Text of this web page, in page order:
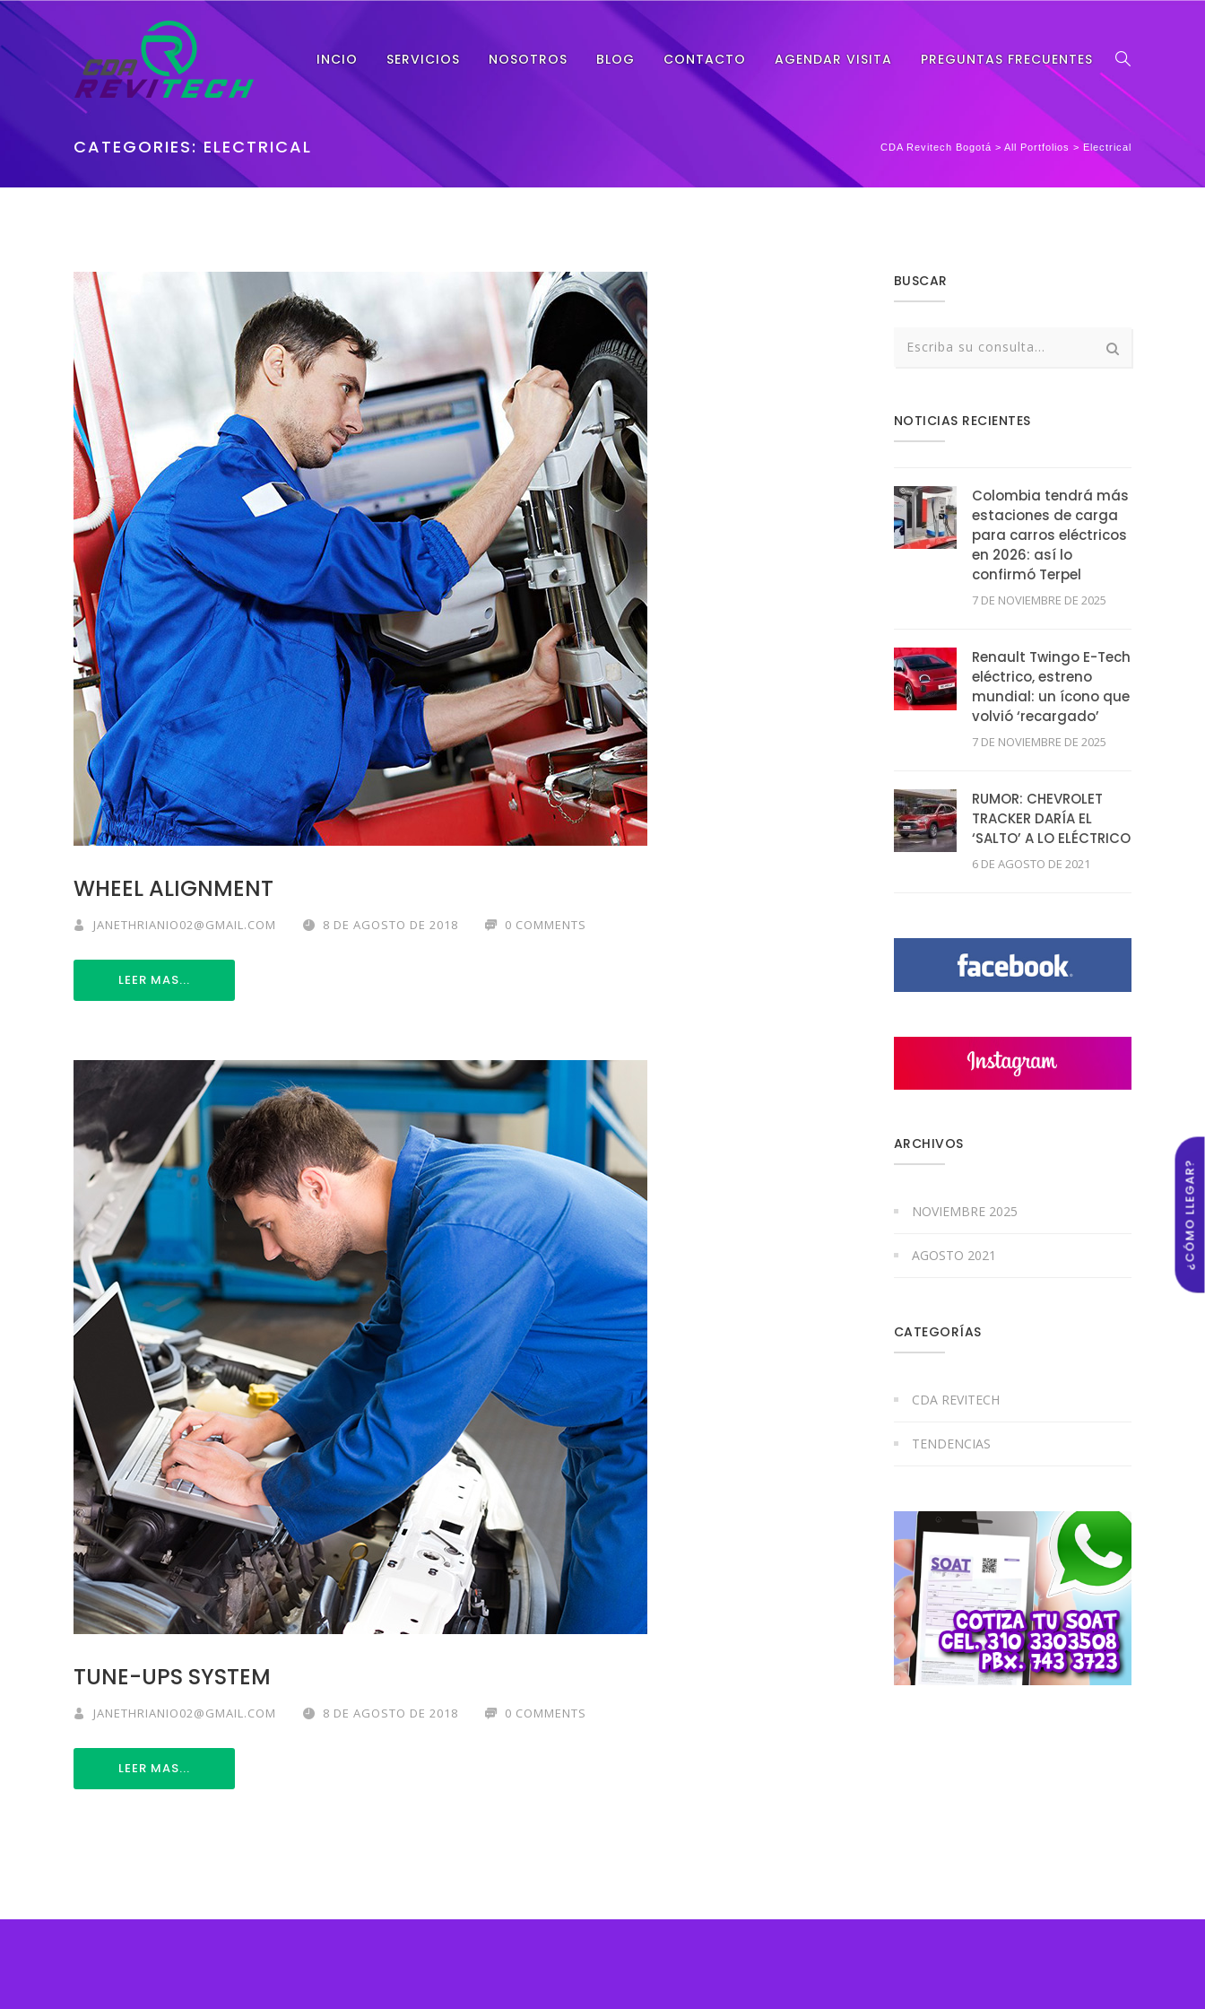
INCIO SERVICIOS NOSOTROS BLOG CONTACTO AGENDAR VISITA PREGUNTAS FRECUENTES
CATEGORIES:ELECTRICAL CDA Revitech Bogotá > All Portfolios > Electrical
WHEEL ALIGNMENT
JANETHRIANIO02@GMAIL.COM 8 DE AGOSTO DE 2018 0 COMMENTS
LEER MAS...
TUNE-UPS SYSTEM
JANETHRIANIO02@GMAIL.COM 8 DE AGOSTO DE 2018 0 COMMENTS
LEER MAS...
BUSCAR
NOTICIAS RECIENTES
Colombia tendrá más
estaciones de carga
para carros eléctricos
en 2026: así lo
confirmó Terpel
7 DE NOVIEMBRE DE 2025
Renault Twingo E-Tech
eléctrico, estreno
mundial: un ícono que
volvió ‘recargado’
7 DE NOVIEMBRE DE 2025
RUMOR: CHEVROLET
TRACKER DARÍA EL
‘SALTO’ A LO ELÉCTRICO
6 DE AGOSTO DE 2021
ARCHIVOS
NOVIEMBRE 2025
AGOSTO 2021
CATEGORÍAS
CDA REVITECH
TENDENCIAS
¿CÓMO LLEGAR?